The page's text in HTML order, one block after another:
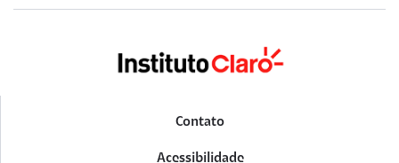
Contato
Acessibilidade